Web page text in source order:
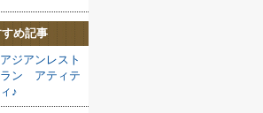
すめ記事
アジアンレスト
ラン アティテ
ィ♪